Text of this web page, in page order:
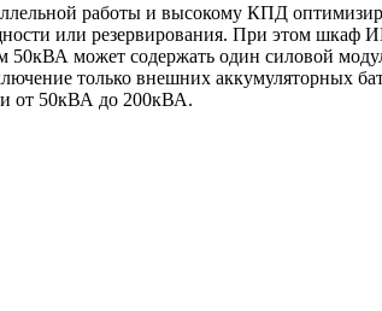
работы и высокому КПД
или резервирования. При этом
может содержать один силовой
только внешних
от 50кВА до 200кВА.